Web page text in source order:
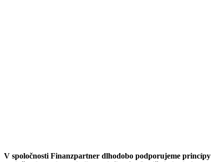
V spoločnosti Finanzpartner dlhodobo podporujeme princípy